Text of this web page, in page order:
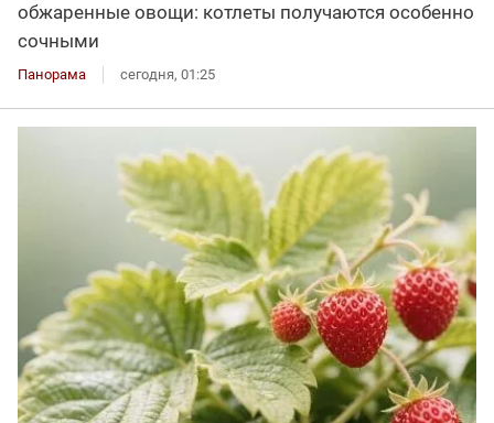
обжаренные овощи: котлеты получаются особенно
сочными
Панорама сегодня, 01:25